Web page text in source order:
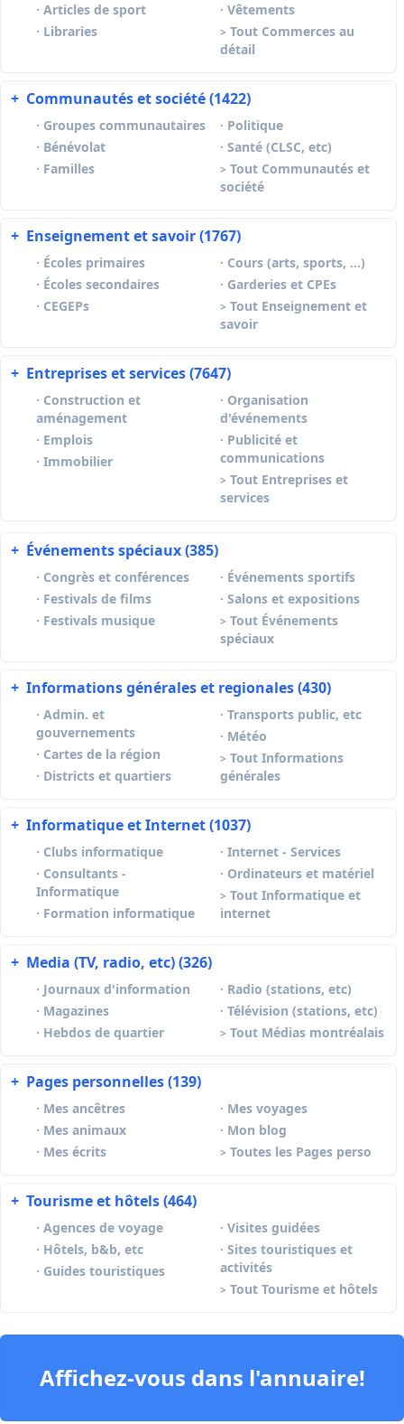
· Articles de sport
· Libraries
· Vêtements
> Tout Commerces au
détail
+ Communautés et société (1422)
· Groupes communautaires
· Bénévolat
· Familles
· Politique
· Santé (CLSC, etc)
> Tout Communautés et
société
+ Enseignement et savoir (1767)
· Écoles primaires
· Écoles secondaires
· CEGEPs
· Cours (arts, sports, …)
· Garderies et CPEs
> Tout Enseignement et
savoir
+ Entreprises et services (7647)
· Construction et
aménagement
· Emplois
· Immobilier
· Organisation
d'événements
· Publicité et
communications
> Tout Entreprises et
services
+ Événements spéciaux (385)
· Congrès et conférences
· Festivals de films
· Festivals musique
· Événements sportifs
· Salons et expositions
> Tout Événements
spéciaux
+ Informations générales et regionales (430)
· Admin. et
gouvernements
· Cartes de la région
· Districts et quartiers
· Transports public, etc
· Météo
> Tout Informations
générales
+ Informatique et Internet (1037)
· Clubs informatique
· Consultants -
Informatique
· Formation informatique
· Internet - Services
· Ordinateurs et matériel
> Tout Informatique et
internet
+ Media (TV, radio, etc) (326)
· Journaux d'information
· Magazines
· Hebdos de quartier
· Radio (stations, etc)
· Télévision (stations, etc)
> Tout Médias montréalais
+ Pages personnelles (139)
· Mes ancêtres
· Mes animaux
· Mes écrits
· Mes voyages
· Mon blog
> Toutes les Pages perso
+ Tourisme et hôtels (464)
· Agences de voyage
· Hôtels, b&b, etc
· Guides touristiques
· Visites guidées
· Sites touristiques et
activités
> Tout Tourisme et hôtels
Affichez-vous dans l'annuaire!